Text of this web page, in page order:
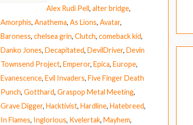
Alex Rudi Pell, alter bridge,
Amorphis, Anathema, As Lions, Avatar,
Baroness, chelsea grin, Clutch, comeback kid,
Danko Jones, Decapitated, DevilDriver, Devin
Townsend Project, Emperor, Epica, Europe,
Evanescence, Evil Invaders, Five Finger Death
Punch, Gotthard, Graspop Metal Meeting,
Grave Digger, Hacktivist, Hardline, Hatebreed,
In Flames, Inglorious, Kvelertak, Mayhem,